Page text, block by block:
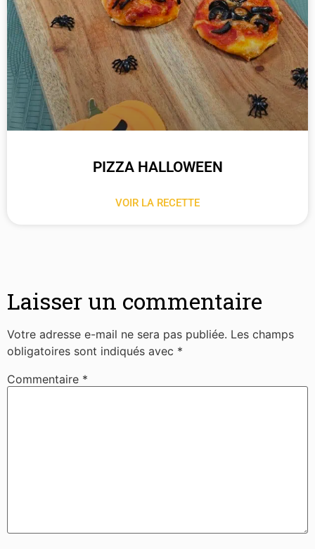
PIZZA HALLOWEEN
VOIR LA RECETTE
Laisser un commentaire
Votre adresse e-mail ne sera pas publiée. Les champs
obligatoires sont indiqués avec *
Commentaire *